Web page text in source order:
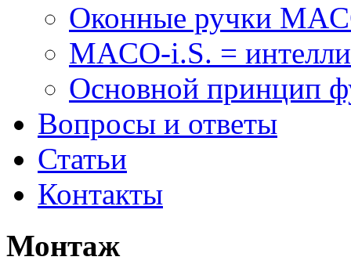
Оконные ручки
MACO-i.S. =
Основной принцип
Вопросы и ответы
Статьи
Контакты
Монтаж